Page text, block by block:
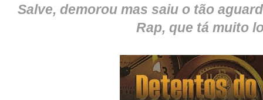
Salve, demorou mas saiu o tão
Rap, que tá muito